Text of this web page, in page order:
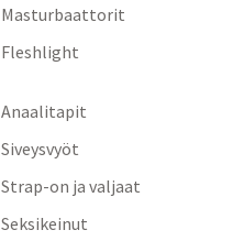
Masturbaattorit
Fleshlight
Anaalitapit
Siveysvyöt
Strap-on ja valjaat
Seksikeinut